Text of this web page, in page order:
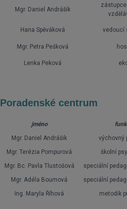
Mgr. Daniel Andrášik
zástupce
Hana Spěváková vedoucí
Mgr. Petra Pešková
Lenka Peková
Poradenské centrum
jméno
Mgr. Daniel Andrášik
výchovný
Mgr. Terézia Pompurová
školní
Mgr. Bc. Pavla Tlustošová
speciální
Mgr. Adéla Boumová
speciální
Ing. Maryla Říhová
metodik